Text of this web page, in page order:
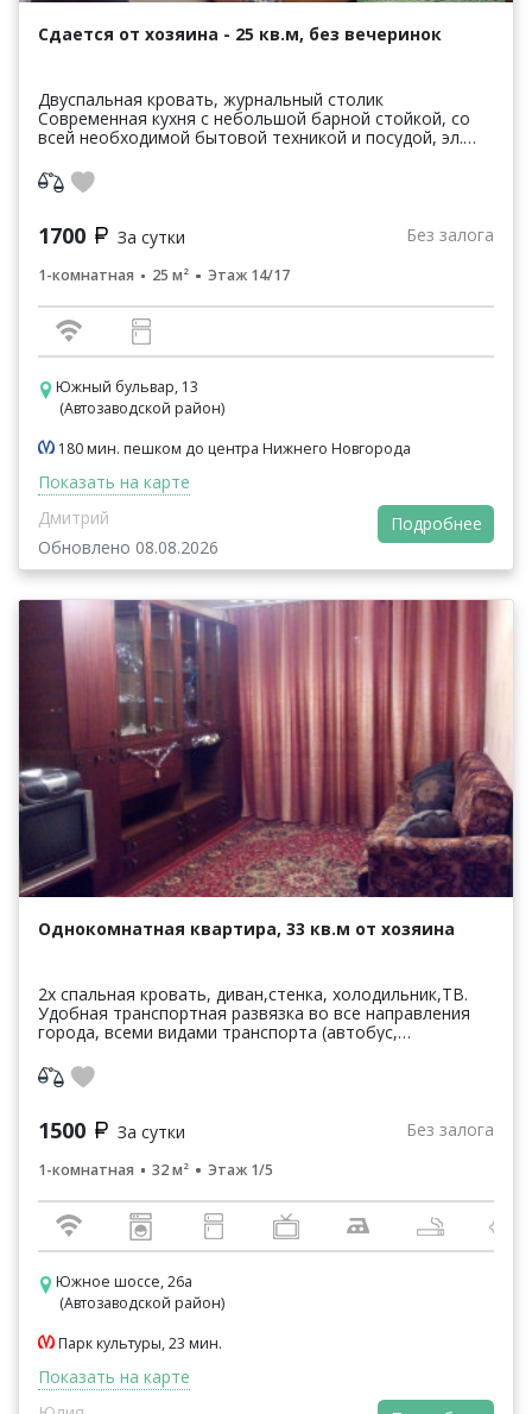
Сдается от хозяина - 25 кв.м, без вечеринок
Двуспальная кровать, журнальный столик
Современная кухня с небольшой барной стойкой, со
всей необходимой бытовой техникой и посудой, эл.
берегу ре...
1700 За сутки Без залога
1-комнатная 25 м² Этаж 14/17
Южный бульвар, 13
(Автозаводской район)
180 мин. пешком до центра Нижнего Новгорода
Показать на карте
Дмитрий
Обновлено 08.08.2026
Подробнее
Однокомнатная квартира, 33 кв.м от хозяина
2х спальная кровать, диван,стенка, холодильник,ТВ.
Удобная транспортная развязка во все направления
города, всеми видами транспорта (автобус,
дос...
1500 За сутки Без залога
1-комнатная 32 м² Этаж 1/5
Южное шоссе, 26а
(Автозаводской район)
Парк культуры, 23 мин.
Показать на карте